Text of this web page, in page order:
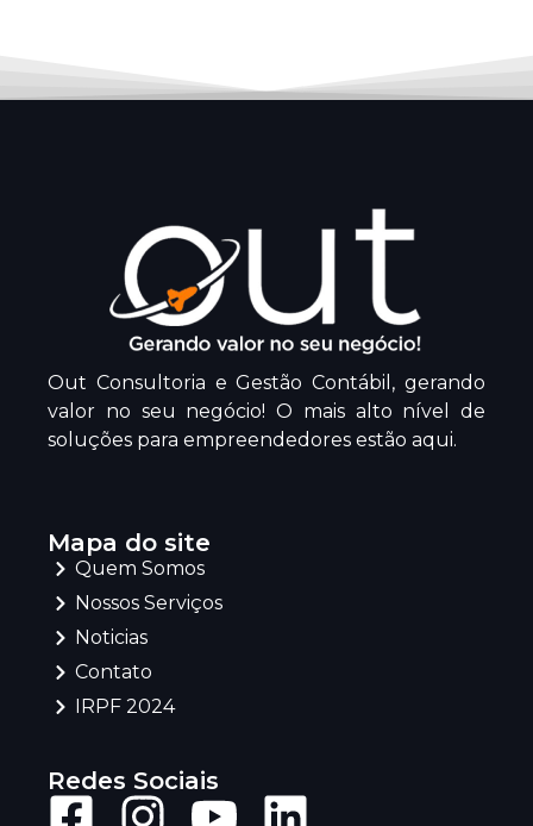
Out Consultoria e Gestão Contábil, gerando
valor no seu negócio! O mais alto nível de
soluções para empreendedores estão aqui.
Mapa do site
Quem Somos
Nossos Serviços
Noticias
Contato
IRPF 2024
Redes Sociais